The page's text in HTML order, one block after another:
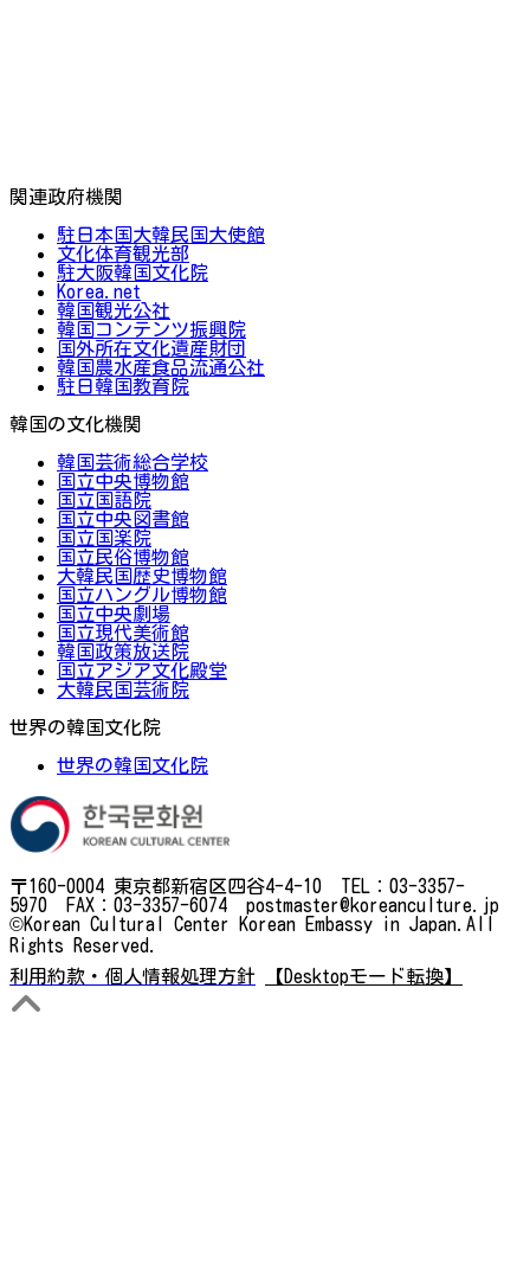
関連政府機関
駐日本国大韓民国大使館
文化体育観光部
駐大阪韓国文化院
Korea.net
韓国観光公社
韓国コンテンツ振興院
国外所在文化遺産財団
韓国農水産食品流通公社
駐日韓国教育院
韓国の文化機関
韓国芸術総合学校
国立中央博物館
国立国語院
国立中央図書館
国立国楽院
国立民俗博物館
大韓民国歴史博物館
国立ハングル博物館
国立中央劇場
国立現代美術館
韓国政策放送院
国立アジア文化殿堂
大韓民国芸術院
世界の韓国文化院
世界の韓国文化院
〒160-0004 東京都新宿区四谷4-4-10 TEL：03-3357-
5970 FAX：03-3357-6074 postmaster@koreanculture.jp
©Korean Cultural Center Korean Embassy in Japan.All
Rights Reserved.
利用約款・個人情報処理方針
【Desktopモード転換】